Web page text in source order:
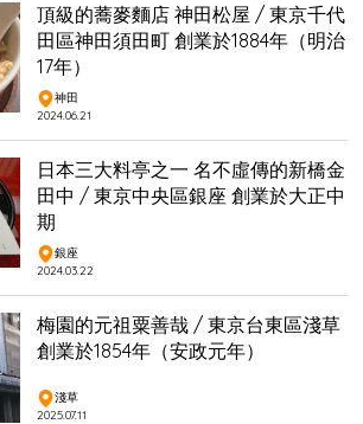
頂級的蕎麥麵店 神田松屋 / 東京千代
田區神田須田町 創業於1884年（明治
17年）
神田
2024.06.21
日本三大料亭之一 名不虛傳的新橋金
田中 / 東京中央區銀座 創業於大正中
期
銀座
2024.03.22
梅園的元祖粟善哉 / 東京台東區淺草
創業於1854年（安政元年）
淺草
2025.07.11